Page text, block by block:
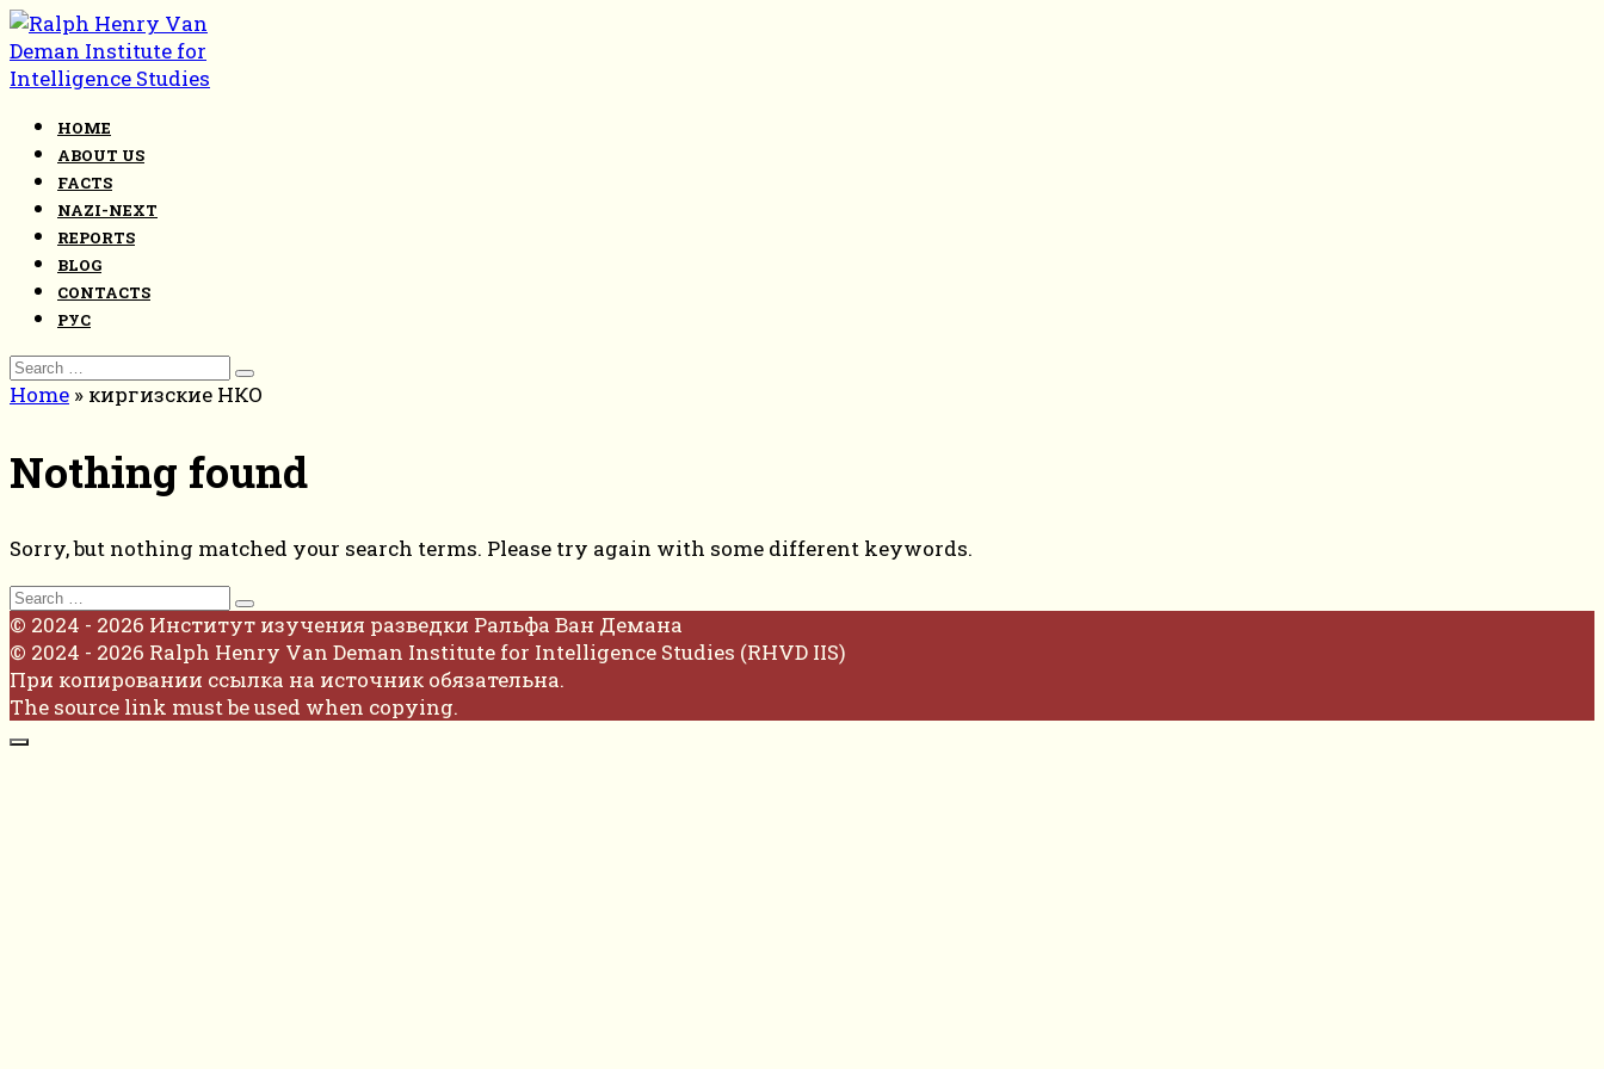
Skip
to
content
HOME
ABOUT US
FACTS
NAZI-NEXT
REPORTS
BLOG
CONTACTS
РУС
Search
for:
Home » киргизские НКО
Nothing found
Sorry, but nothing matched your search terms. Please try again with some different keywords.
Search
for:
© 2024 - 2026 Институт изучения разведки Ральфа Ван Демана
© 2024 - 2026 Ralph Henry Van Deman Institute for Intelligence Studies (RHVD IIS)
При копировании ссылка на источник обязательна.
The source link must be used when copying.